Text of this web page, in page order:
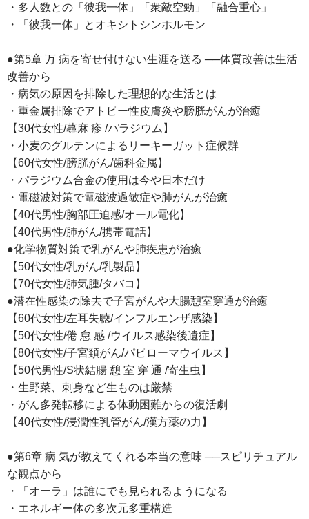
・多人数との「彼我一体」「衆敵空勁」「融合重心」
・「彼我一体」とオキシトシンホルモン
●第5章 万 病を寄せ付けない生涯を送る ──体質改善は生活
改善から
・病気の原因を排除した理想的な生活とは
・重金属排除でアトピー性皮膚炎や膀胱がんが治癒
【30代女性/蕁麻 疹 /パラジウム】
・小麦のグルテンによるリーキーガット症候群
【60代女性/膀胱がん/歯科金属】
・パラジウム合金の使用は今や日本だけ
・電磁波対策で電磁波過敏症や肺がんが治癒
【40代男性/胸部圧迫感/オール電化】
【40代男性/肺がん/携帯電話】
●化学物質対策で乳がんや肺疾患が治癒
【50代女性/乳がん/乳製品】
【70代女性/肺気腫/タバコ】
●潜在性感染の除去で子宮がんや大腸憩室穿通が治癒
【60代女性/左耳失聴/インフルエンザ感染】
【50代女性/倦 怠 感 /ウイルス感染後遺症】
【80代女性/子宮頚がん/パピローマウイルス】
【50代男性/S状結腸 憩 室 穿 通 /寄生虫】
・生野菜、刺身など生ものは厳禁
・がん多発転移による体動困難からの復活劇
【40代女性/浸潤性乳管がん/漢方薬の力】
●第6章 病 気が教えてくれる本当の意味 ──スピリチュアル
な観点から
・「オーラ」は誰にでも見られるようになる
・エネルギー体の多次元多重構造